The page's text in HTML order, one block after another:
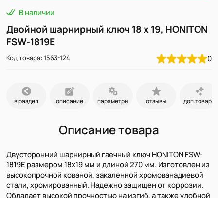
В наличии
Двойной шарнирный ключ 18 x 19, HONITON
FSW-1819E
Код товара: 1563-124 0
в раздел описание параметры отзывы доп.товары
Описание товара
Двусторонний шарнирный гаечный ключ HONITON FSW-
1819E размером 18х19 мм и длиной 270 мм. Изготовлен из
высокопрочной кованой, закаленной хромованадиевой
стали, хромированный. Надежно защищен от коррозии.
Обладает высокой прочностью на изгиб, а также удобной